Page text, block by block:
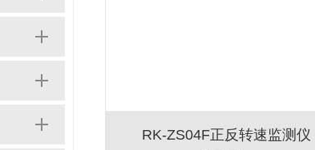
RK-ZS04F正反转速监测仪